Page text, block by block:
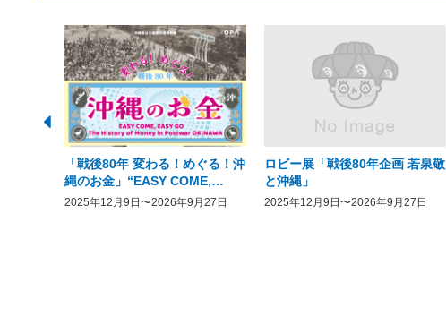
「戦後80年 変わる！めぐる！沖
縄のお金」“EASY COME,
EASY GO － The History of
2025年12月9日〜2026年9月27日
ロビー展「戦後80年企画 若泉敬
と沖縄」
2025年12月9日〜2026年9月27日